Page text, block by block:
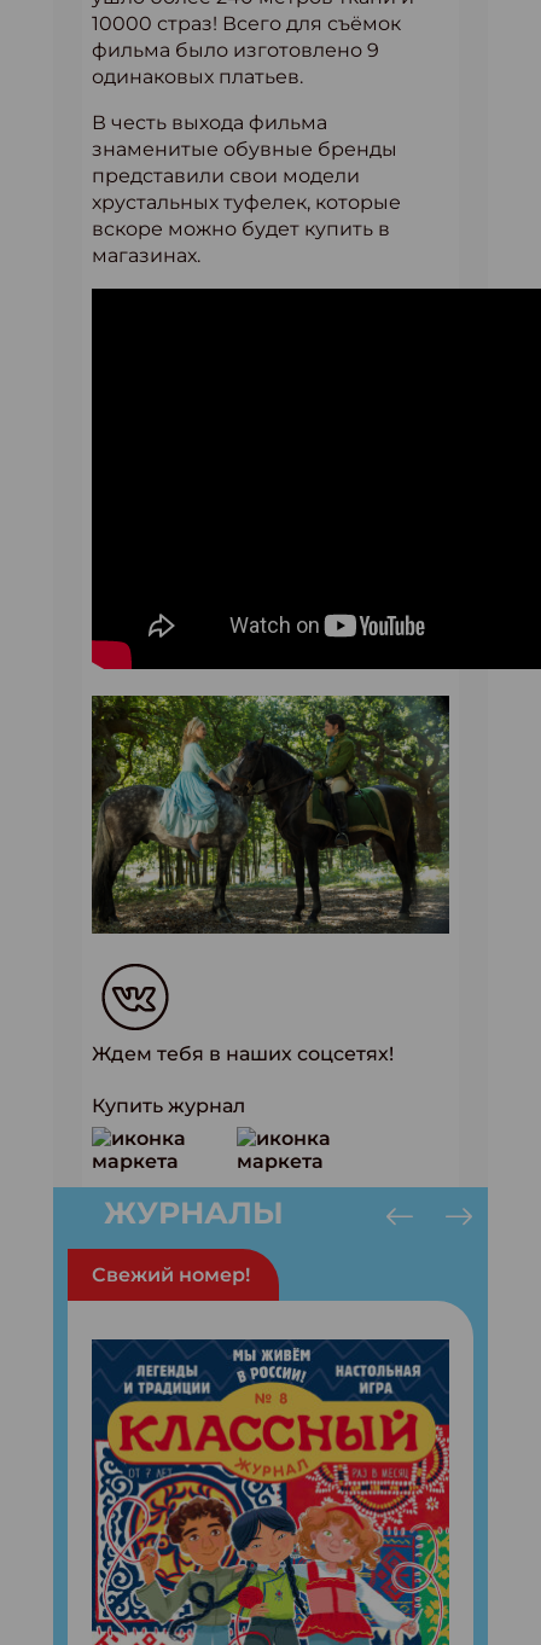
10000 страз! Всего для съёмок
фильма было изготовлено 9
одинаковых платьев.
В честь выхода фильма
знаменитые обувные бренды
представили свои модели
хрустальных туфелек, которые
вскоре можно будет купить в
магазинах.
Ждем тебя в наших соцсетях!
Купить журнал
ЖУРНАЛЫ
Свежий номер!